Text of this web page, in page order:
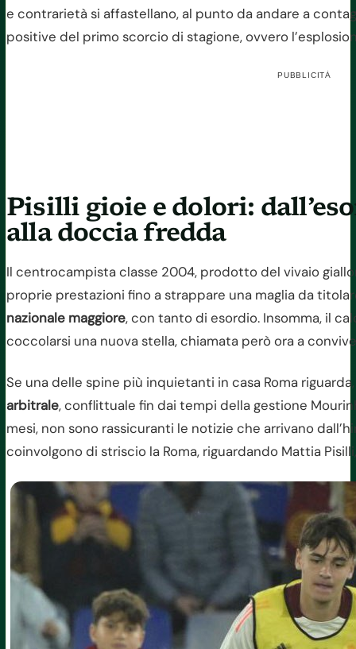
e contrarietà si affastellano, al punto da andare a
positive del primo scorcio di stagione, ovvero
PUBBLICITÀ
Pisilli gioie e dolori:
alla doccia fredda
Il centrocampista classe 2004, prodotto del vivaio
proprie prestazioni fino a strappare una maglia da
nazionale maggiore, con tanto di esordio. Insomma, il
coccolarsi una nuova stella, chiamata però ora a
Se una delle spine più inquietanti in casa Roma
arbitrale, conflittuale fin dai tempi della gestione
mesi, non sono rassicuranti le notizie che arrivano
coinvolgono di striscio la Roma, riguardando Mattia